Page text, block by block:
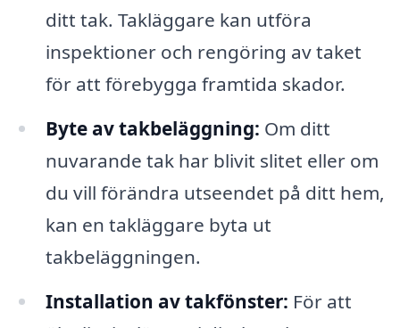
ditt tak. Takläggare kan utföra
inspektioner och rengöring av taket
för att förebygga framtida skador.
Byte av takbeläggning: Om ditt
nuvarande tak har blivit slitet eller om
du vill förändra utseendet på ditt hem,
kan en takläggare byta ut
takbeläggningen.
Installation av takfönster: För att